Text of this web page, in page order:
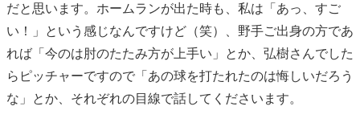
だと思います。ホームランが出た時も、私は「あっ、すご
い！」という感じなんですけど（笑）、野手ご出身の方であ
れば「今のは肘のたたみ方が上手い」とか、弘樹さんでした
らピッチャーですので「あの球を打たれたのは悔しいだろう
な」とか、それぞれの目線で話してくださいます。